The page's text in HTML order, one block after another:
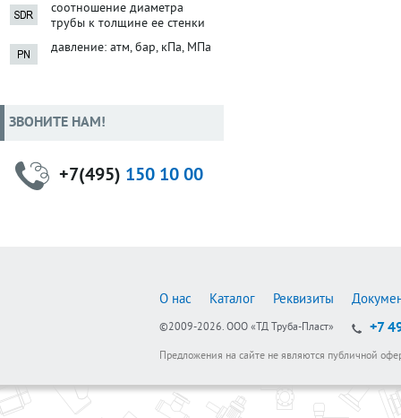
соотношение диаметра
трубы к толщине ее стенки
давление: атм, бар, кПа, МПа
ЗВОНИТЕ НАМ!
+7(495) 150 10 00
О нас Каталог Реквизиты
©2009-2026. ООО «ТД Труба-Пласт» +7
Предложения на сайте не являются публичной